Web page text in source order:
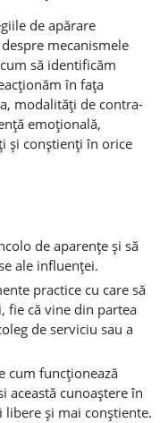
de apărare
mecanismele
să identificăm
în faţa
modalităţi de contra-
emoţională,
şi conştienţi în orice
de aparenţe şi să
ale influenţei.
practice cu care să
fie că vine din partea
de serviciu sau a
cum funcţionează
această cunoaştere în
şi mai conştiente.